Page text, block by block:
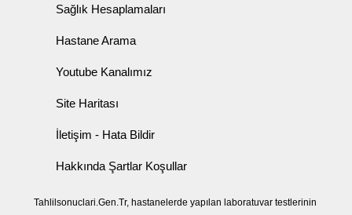
Sağlık Hesaplamaları
Hastane Arama
Youtube Kanalımız
Site Haritası
İletişim - Hata Bildir
Hakkında Şartlar Koşullar
Tahlilsonuclari.Gen.Tr, hastanelerde yapılan laboratuvar testlerinin